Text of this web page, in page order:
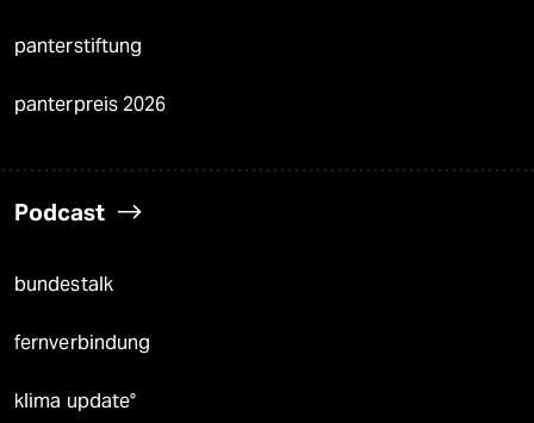
panterstiftung
panterpreis 2026
Podcast
bundestalk
fernverbindung
klima update°